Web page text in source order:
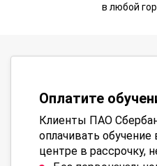
в любой
Оплатите
Клиенты ПАО
оплачивать
центре в рассрочку,